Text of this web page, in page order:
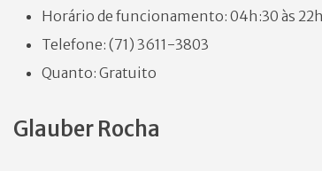
Horário de funcionamento: 04h:30 às
Telefone: (71) 3611-3803
Quanto: Gratuito
Glauber Rocha